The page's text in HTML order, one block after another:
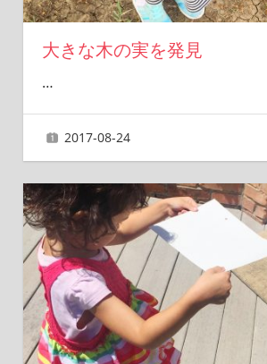
大きな木の実を発見
…
2017-08-24